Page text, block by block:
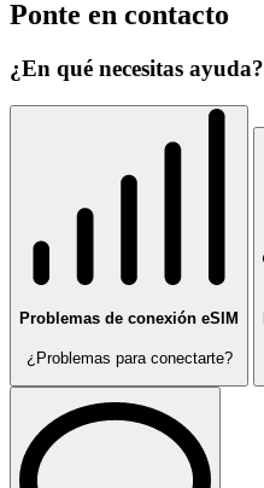
Ponte en contacto
¿En qué necesitas ayuda?
Problemas de conexión eSIM
¿Problemas para conectarte?